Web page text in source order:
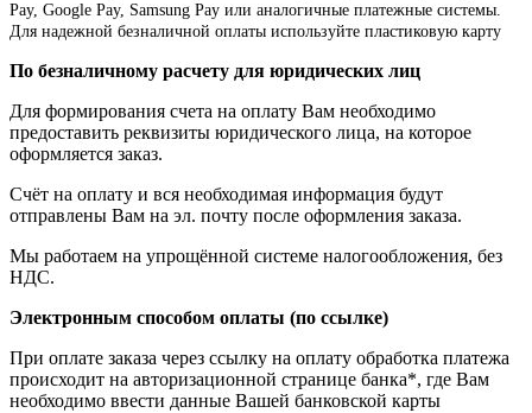
Pay, Google Pay, Samsung Pay или аналогичные платежные системы.
Для надежной безналичной оплаты используйте пластиковую карту
По безналичному расчету для юридических лиц
Для формирования счета на оплату Вам необходимо
предоставить реквизиты юридического лица, на которое
оформляется заказ.
Счёт на оплату и вся необходимая информация будут
отправлены Вам на эл. почту после оформления заказа.
Мы работаем на упрощённой системе налогообложения, без
НДС.
Электронным способом оплаты (по ссылке)
При оплате заказа через ссылку на оплату обработка платежа
происходит на авторизационной странице банка*, где Вам
необходимо ввести данные Вашей банковской карты